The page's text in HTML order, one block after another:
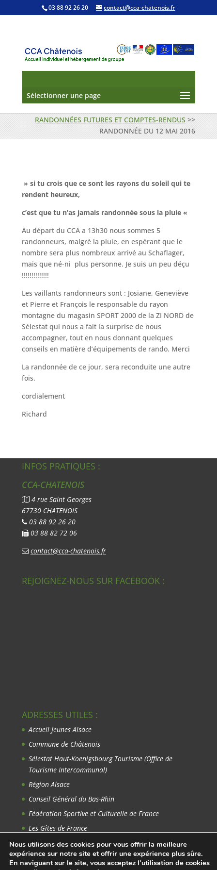
03 88 92 26 20 contact@cca-chatenois.fr
Sélectionner une page
RANDONNÉES FUTURES ET COMPTES-RENDUS >>
RANDONNÉE DU 12 MAI 2016
» si tu crois que ce sont les rayons du soleil qui te
rendent heureux,
c’est que tu n’as jamais randonnée sous la pluie «
Au départ du CCA a 13h30 nous sommes 5
randonneurs, malgré la pluie, en espérant que le
nombre sera plus nombreux arrivé au Schaflager,
mais que né-ni plus personne. Je suis un peu déçu
!!!!!!!!!!!!!!
Les vaillants randonneurs sont : Josiane, Geneviève
et Pierre et François le responsable du rayon
montagne du magasin SPORT 2000 de la ZI NORD de
Sélestat qui nous a fait la surprise de nous
accompagner, tout en nous donnant quelques
conseils en matière d’équipements de rando. Merci
La randonnée de ce jour, sera reconduite une autre
fois.
cordialement
Richard
INFOS PRATIQUES :
CCA-CHATENOIS
4 rue Saint Georges
67730 CHATENOIS
03 88 92 26 20
03 88 82 72 06
contact@cca-chatenois.fr
REJOIGNEZ-NOUS SUR FACEBOOK :
ADRESSES UTILES :
Accueil Jeunes Alsace
Commune de Châtenois
Sélestat Haut-Koenigsbourg Tourisme (Office de
Tourisme Intercommunal)
Région Alsace
Conseil Général du Bas-Rhin
Fédération Sportive et Culturelle de France
Les Gîtes de France
Avant-Garde du Rhin
Nous utilisons des cookies pour vous offrir la meilleure
expérience sur notre site et offrir une expérience plus sûre.
En naviguant sur le site, vous acceptez l'utilisation de cookies